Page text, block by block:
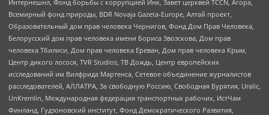
Интернешнл, Фонд борьбы с коррупцией Инк, Завет церквей TCCN, Агора,
Всемирный фонд природы, BDR Novaja Gazeta-Europe, Алтай проект,
Образовательный дом прав человека Чернигов, Фонд Дом Прав Человека,
Белорусский дом прав человека имени Бориса Звозскова, Дом прав
человека Тбилиси, Дом прав человека Ереван, Дом прав человека Крым,
Центр дикого лосося, TVR Studios, ТВ Дождь, Центр европейских
исследований им Вилфрида Мартенса, Сетевое объединение журналистов
расследователей, АЛЛАТРА, За свободную Россию, Свободная Бурятия, Uralic,
UnKremlin, Международная федерация транспортных рабочих, ИстЧам
Финланд, Гудзоновский институт, Фонд Демократического Развития,